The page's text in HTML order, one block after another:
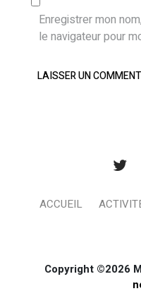
Enregistrer mon
le navigateur pour
ACCUEIL
Copyright ©2026